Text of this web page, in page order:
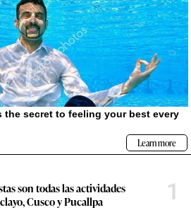
son todas las actividades
Cusco y Pucallpa
1